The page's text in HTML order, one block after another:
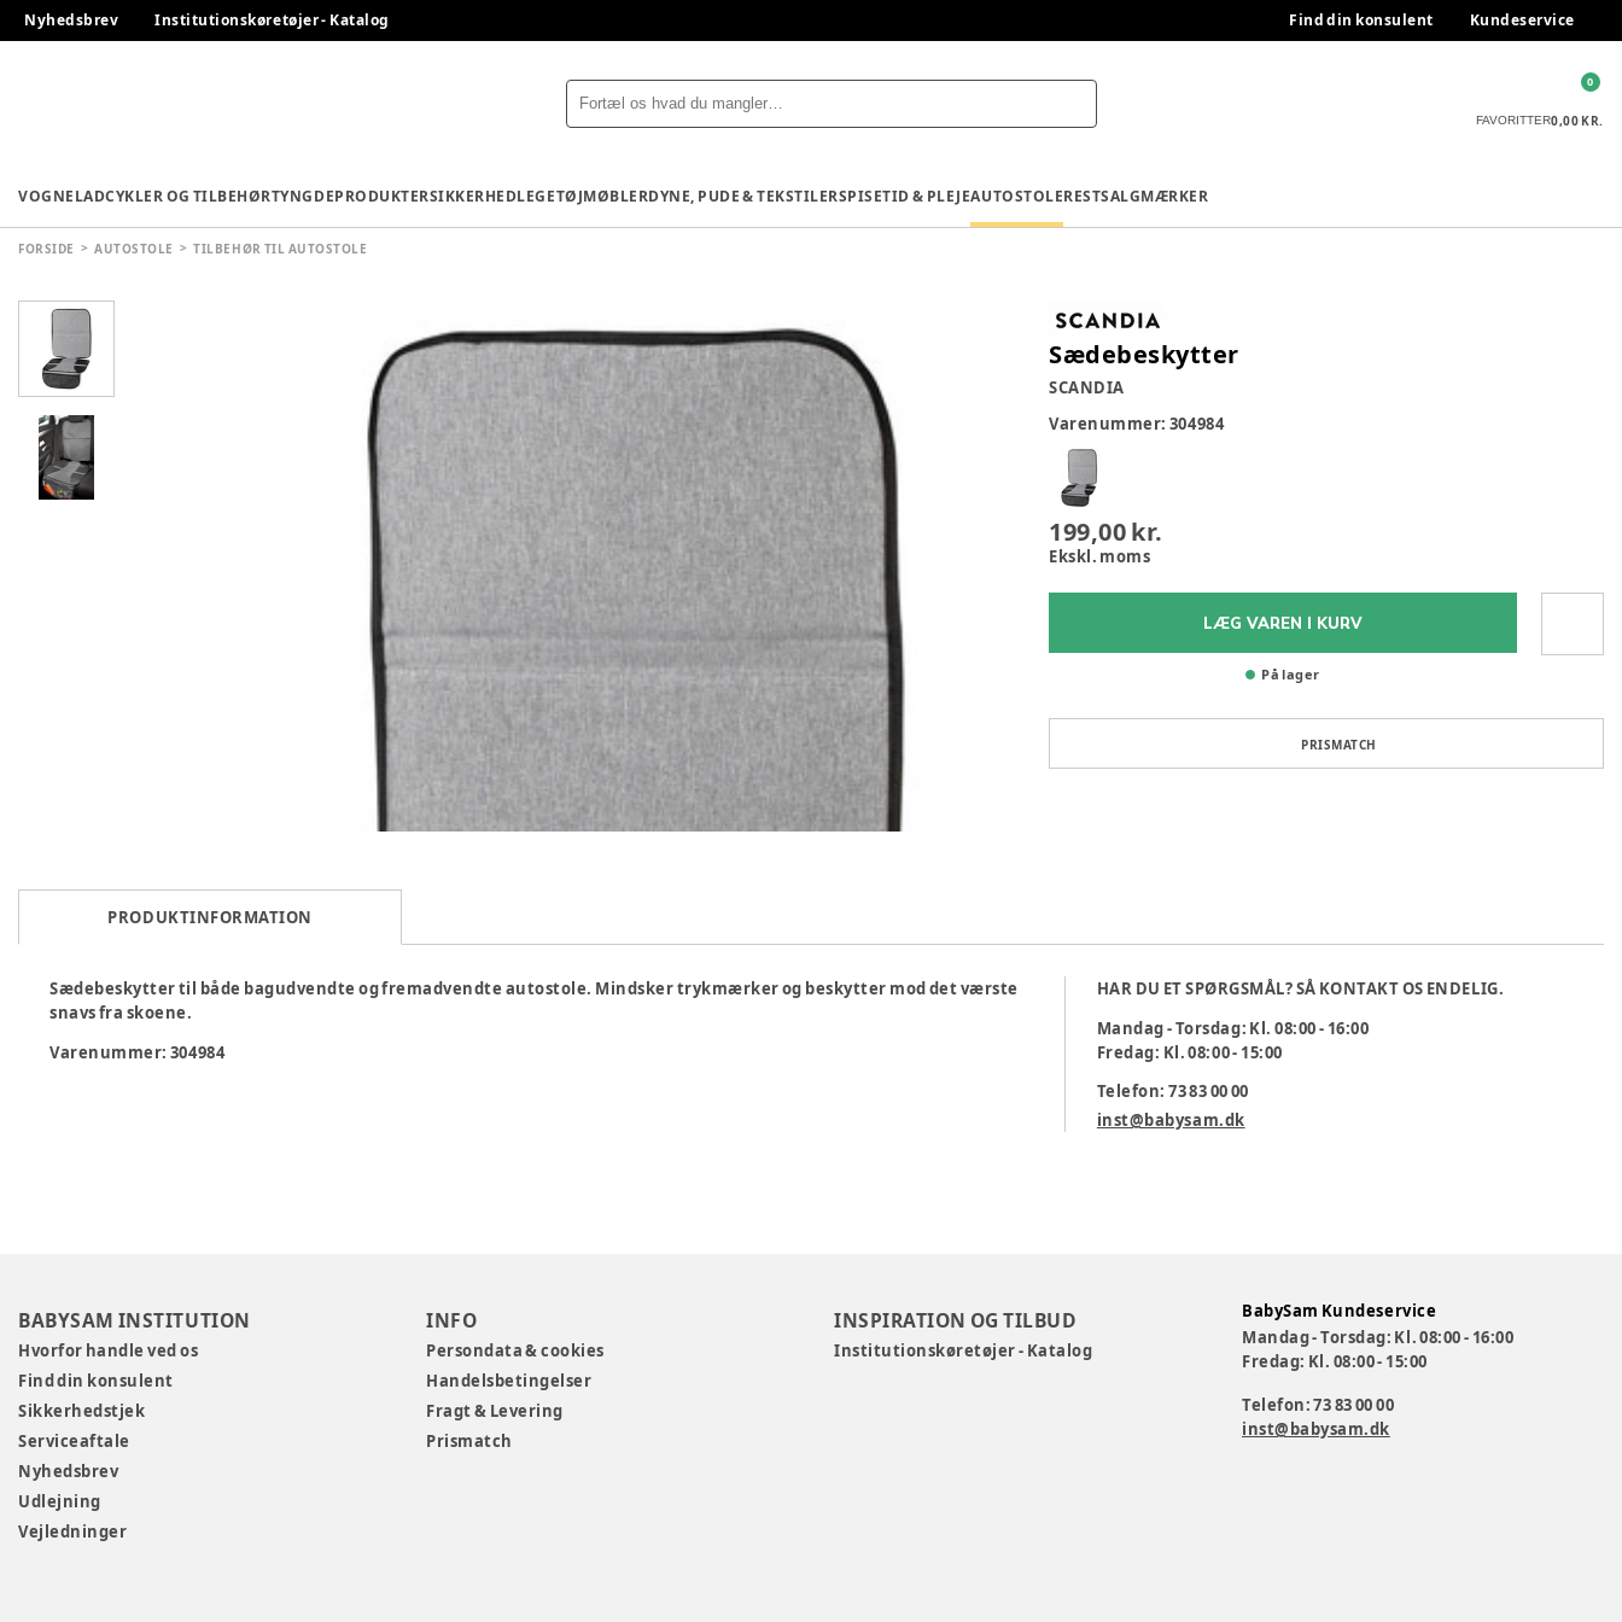
Nyhedsbrev Institutionskøretøjer - Katalog Find din konsulent Kundeservice
FAVORITTER0,00 KR.
0
VOGNELADCYKLER OG TILBEHØRTYNGDEPRODUKTERSIKKERHEDLEGETØJMØBLERDYNE, PUDE & TEKSTILERSPISETID & PLEJEAUTOSTOLERESTSALGMÆRKER
FORSIDE AUTOSTOLE TILBEHØR TIL AUTOSTOLE
Sædebeskytter
SCANDIA
Varenummer: 304984
199,00 kr.
Ekskl. moms
LÆG VAREN I KURV
På lager
PRISMATCH
PRODUKTINFORMATION
Sædebeskytter til både bagudvendte og fremadvendte autostole. Mindsker trykmærker og beskytter mod det værste
snavs fra skoene.
Varenummer: 304984
HAR DU ET SPØRGSMÅL? SÅ KONTAKT OS ENDELIG.
Mandag - Torsdag: Kl. 08:00 - 16:00
Fredag: Kl. 08:00 - 15:00
Telefon: 73 83 00 00
inst@babysam.dk
BABYSAM INSTITUTION
Hvorfor handle ved os
Find din konsulent
Sikkerhedstjek
Serviceaftale
Nyhedsbrev
Udlejning
Vejledninger
INFO
Persondata & cookies
Handelsbetingelser
Fragt & Levering
Prismatch
INSPIRATION OG TILBUD
Institutionskøretøjer - Katalog
BabySam Kundeservice
Mandag - Torsdag: Kl. 08:00 - 16:00
Fredag: Kl. 08:00 - 15:00
Telefon: 73 83 00 00
inst@babysam.dk